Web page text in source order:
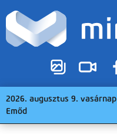
2026. augusztus 9. vasárnap |
Emőd